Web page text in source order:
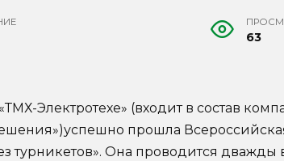
63
Электротехе» (входит в состав
прошла
турникетов». Она проводится